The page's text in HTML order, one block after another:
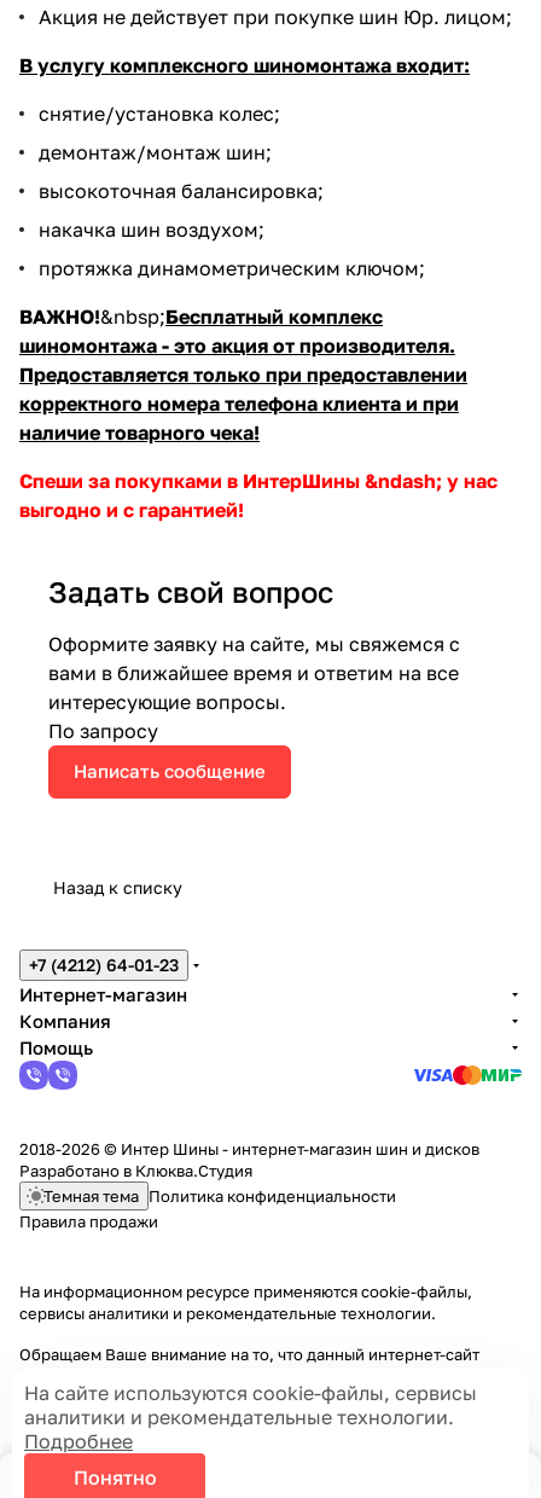
Акция не действует при покупке шин Юр. лицом;
В услугу комплексного шиномонтажа входит:
cнятие/установка колес;
демонтаж/монтаж шин;
высокоточная балансировка;
накачка шин воздухом;
протяжка динамометрическим ключом;
ВАЖНО!&nbsp;Бесплатный комплекс
шиномонтажа - это акция от производителя.
Предоставляется только при предоставлении
корректного номера телефона клиента и при
наличие товарного чека!
Спеши за покупками в ИнтерШины &ndash; у нас
выгодно и с гарантией!
Задать свой вопрос
Оформите заявку на сайте, мы свяжемся с
вами в ближайшее время и ответим на все
интересующие вопросы.
По запросу
Написать сообщение
Назад к списку
+7 (4212) 64-01-23
Интернет-магазин
Компания
Помощь
2018-2026 © Интер Шины - интернет-магазин шин и дисков
Разработано в Клюква.Студия
Темная тема Политика конфиденциальности
Правила продажи
На информационном ресурсе применяютсяcookie-файлы,
сервисы аналитики и рекомендательные технологии.
Обращаем Ваше внимание на то, что данный интернет-сайт
условиях информационные материалы и цены, размещенные на
сайте, не являются публичной офертой, определяемой
положениями Статей 435 и 437 Гражданского кодекса РФ.
На сайте используются cookie-файлы, сервисы
аналитики и рекомендательные технологии.
Подробнее
Понятно